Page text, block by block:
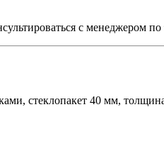
с менеджером
стеклопакет 40 мм,